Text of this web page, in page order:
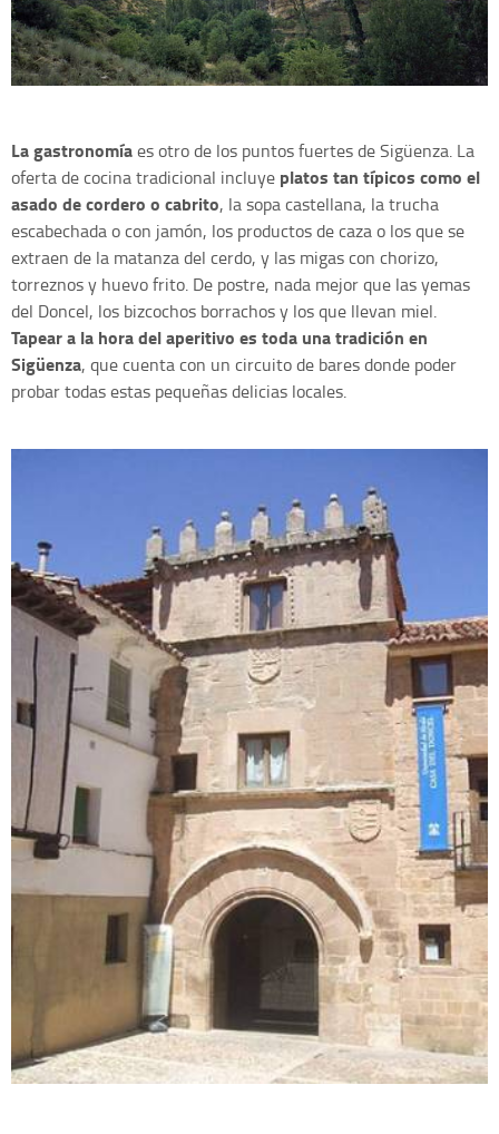
La gastronomíaes otro de los puntos fuertes de Sigüenza. La
oferta de cocina tradicional incluye platos tan típicos como el
asado de cordero o cabrito, la sopa castellana, la trucha
escabechada o con jamón, los productos de caza o los que se
extraen de la matanza del cerdo, y las migas con chorizo,
torreznos y huevo frito. De postre, nada mejor que las yemas
del Doncel, los bizcochos borrachos y los que llevan miel.
Tapear a la hora del aperitivo es toda una tradición en
Sigüenza, que cuenta con un circuito de bares donde poder
probar todas estas pequeñas delicias locales.